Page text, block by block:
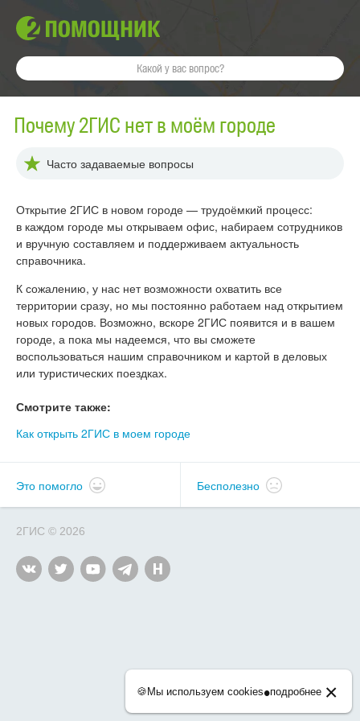
Почему 2ГИС нет в моём городе
Часто задаваемые вопросы
Открытие 2ГИС в новом городе — трудоёмкий процесс:
в каждом городе мы открываем офис, набираем сотрудников
и вручную составляем и поддерживаем актуальность
справочника.
К сожалению, у нас нет возможности охватить все
территории сразу, но мы постоянно работаем над открытием
новых городов. Возможно, вскоре 2ГИС появится и в вашем
городе, а пока мы надеемся, что вы сможете
воспользоваться нашим справочником и картой в деловых
или туристических поездках.
Смотрите также:
Как открыть 2ГИС в моем городе
Это помогло Бесполезно
2ГИС © 2026
🍪Мы используем cookies•подробнее ×